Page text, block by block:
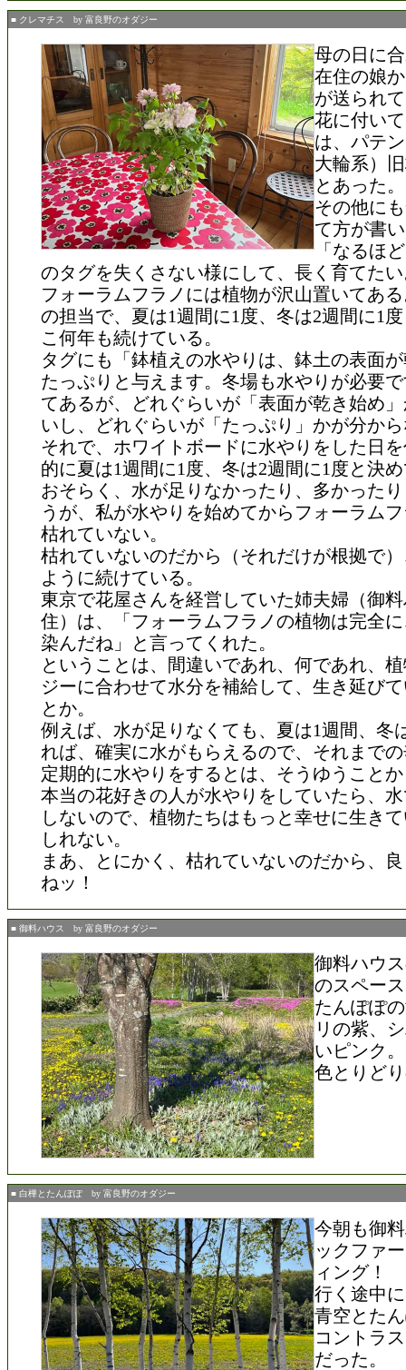
■ クレマチス by 富良野のオダジー
母の日に
在住の娘
が送られ
花に付い
は、パテ
大輪系）
とあった。
その他に
て方が書
「なるほ
のタグを失くさない様にして、長く育てた
フォーラムフラノには植物が沢山置いてあ
の担当で、夏は1週間に1度、冬は2週間に1
こ何年も続けている。
タグにも「鉢植えの水やりは、鉢土の表面
たっぷりと与えます。冬場も水やりが必要
てあるが、どれぐらいが「表面が乾き始め
いし、どれぐらいが「たっぷり」かが分か
それで、ホワイトボードに水やりをした日
的に夏は1週間に1度、冬は2週間に1度と決
おそらく、水が足りなかったり、多かった
うが、私が水やりを始めてからフォーラム
枯れていない。
枯れていないのだから（それだけが根拠で
ように続けている。
東京で花屋さんを経営していた姉夫婦（御
住）は、「フォーラムフラノの植物は完全
染んだね」と言ってくれた。
ということは、間違いであれ、何であれ、
ジーに合わせて水分を補給して、生き延び
とか。
例えば、水が足りなくても、夏は1週間、冬
れば、確実に水がもらえるので、それまで
定期的に水やりをするとは、そうゆうこと
本当の花好きの人が水やりをしていたら、
しないので、植物たちはもっと幸せに生き
しれない。
まあ、とにかく、枯れていないのだから、
ねッ！
■ 御料ハウス by 富良野のオダジー
御料ハウ
のスペー
たんぽぽ
リの紫、
いピンク。
色とりど
■ 白樺とたんぽぽ by 富良野のオダジー
今朝も御
ックファ
ィング！
行く途中
青空とた
コントラ
だった。